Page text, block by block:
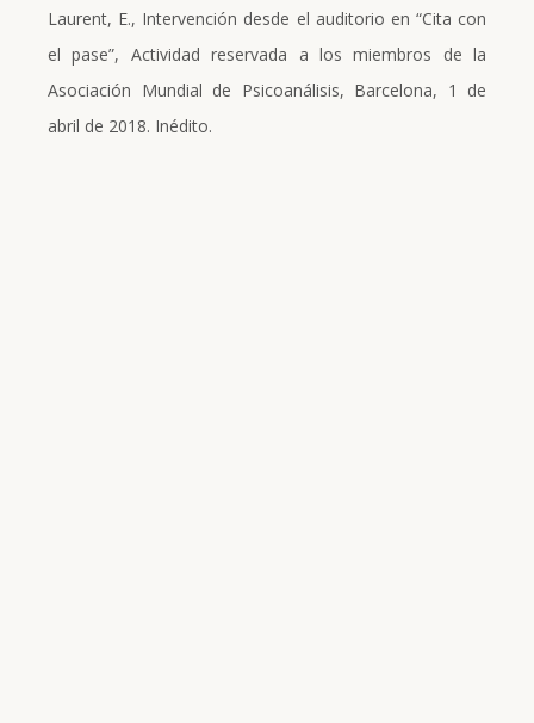
Laurent, E., Intervención desde el auditorio en “Cita con
el pase”, Actividad reservada a los miembros de la
Asociación Mundial de Psicoanálisis, Barcelona, 1 de
abril de 2018. Inédito.